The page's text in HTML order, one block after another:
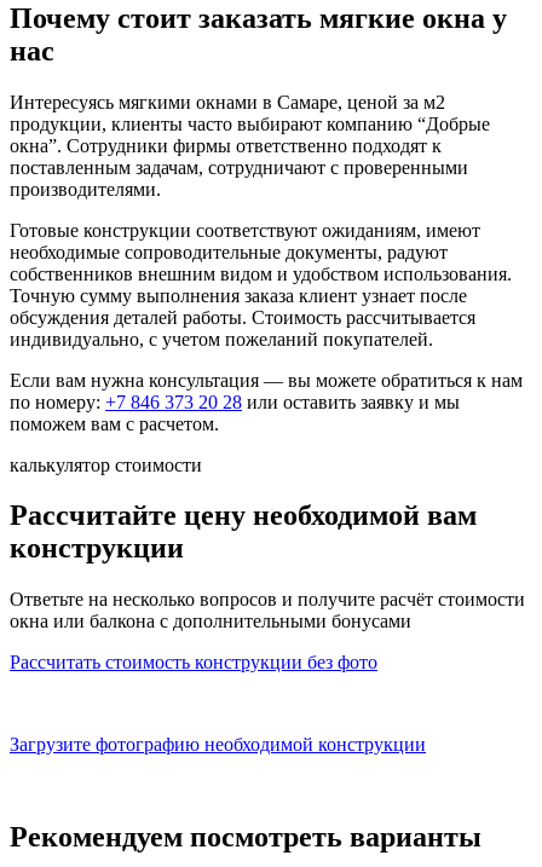
Почему стоит заказать мягкие окна у
нас
Интересуясь мягкими окнами в Самаре, ценой за м2
продукции, клиенты часто выбирают компанию “Добрые
окна”. Сотрудники фирмы ответственно подходят к
поставленным задачам, сотрудничают с проверенными
производителями.
Готовые конструкции соответствуют ожиданиям, имеют
необходимые сопроводительные документы, радуют
собственников внешним видом и удобством использования.
Точную сумму выполнения заказа клиент узнает после
обсуждения деталей работы. Стоимость рассчитывается
индивидуально, с учетом пожеланий покупателей.
Если вам нужна консультация — вы можете обратиться к нам
по номеру: +7 846 373 20 28 или оставить заявку и мы
поможем вам с расчетом.
калькулятор стоимости
Рассчитайте цену необходимой вам
конструкции
Ответьте на несколько вопросов и получите расчёт стоимости
окна или балкона с дополнительными бонусами
Рассчитать стоимость конструкции без фото
Загрузите фотографию необходимой конструкции
Рекомендуем посмотреть варианты